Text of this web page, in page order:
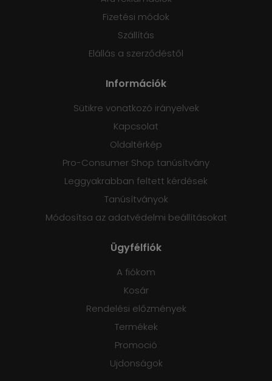
Fizetési módok
Szállítás
Elállás a szerződéstől
Információk
Sütikre vonatkozó irányelvek
Kapcsolat
Oldaltérkép
Pro-Consumer Shop tanúsítvány
Leggyakrabban feltett kérdések
Tanúsítványok
Módosítsa az adatvédelmi beállításokat
Ügyfélfiók
A fiókom
Kosár
Rendelési előzmények
Termékek
Promoció
Ujdonságok